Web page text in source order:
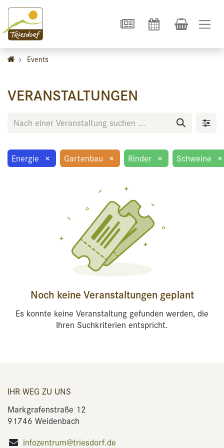
› Events
VERANSTALTUNGEN
Energie × Gartenbau × Rinder × Schweine ×
Noch keine Veranstaltungen geplant
Es konnte keine Veranstaltung gefunden werden, die
Ihren Suchkriterien entspricht.
IHR WEG ZU UNS
Markgrafenstraße 12
91746 Weidenbach
infozentrum@triesdorf.de